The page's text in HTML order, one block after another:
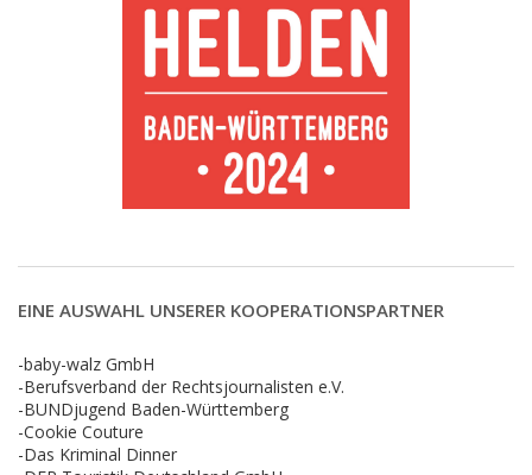
EINE AUSWAHL UNSERER KOOPERATIONSPARTNER
-baby-walz GmbH
-Berufsverband der Rechtsjournalisten e.V.
-BUNDjugend Baden-Württemberg
-Cookie Couture
-Das Kriminal Dinner